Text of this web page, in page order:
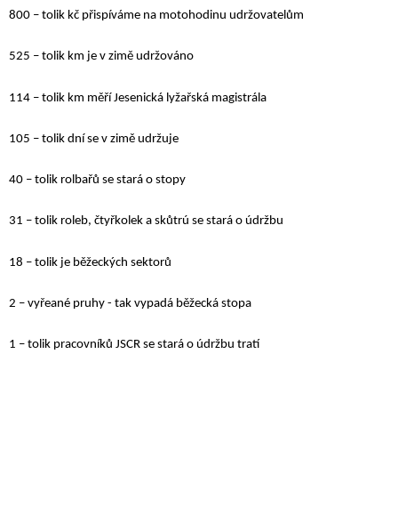
800 – tolik kč přispíváme na motohodinu udržovatelům
525 – tolik km je v zimě udržováno
114 – tolik km měří Jesenická lyžařská magistrála
105 – tolik dní se v zimě udržuje
40 – tolik rolbařů se stará o stopy
31 – tolik roleb, čtyřkolek a skůtrú se stará o údržbu
18 – tolik je běžeckých sektorů
2 – vyřeané pruhy - tak vypadá běžecká stopa
1 – tolik pracovníků JSCR se stará o údržbu tratí